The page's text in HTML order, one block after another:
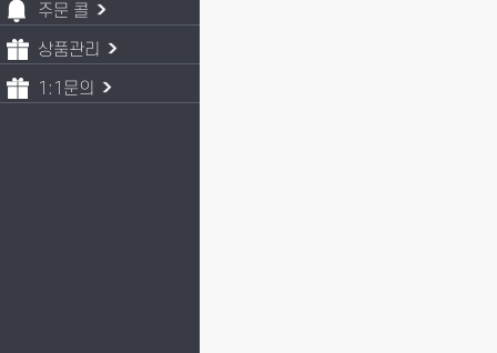
주문 콜
상품관리
1:1문의